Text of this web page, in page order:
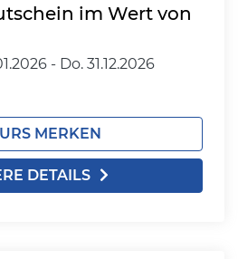
im Wert von
- Do. 31.12.2026
MERKEN
DETAILS